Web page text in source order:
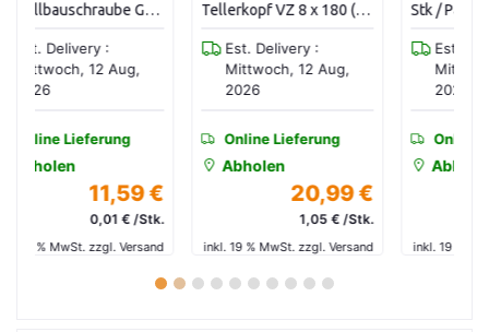
Tellerkopf VZ 8 x 180 (20
Est. Delivery :
Mittwoch, 12 Aug,
Online Lieferung
Abholen
20,99 €
1,05 € /Stk.
inkl. 19 % MwSt. zzgl. Versand
Stk / Pak) 31716025
Est. Delivery :
Mittwoch, 12 Aug,
Online Lieferung
Abholen
10,80 €
0,43 € /Stk.
inkl. 19 % MwSt. zzgl. Versand
1 2 3 4 5 6 7 8 9 10